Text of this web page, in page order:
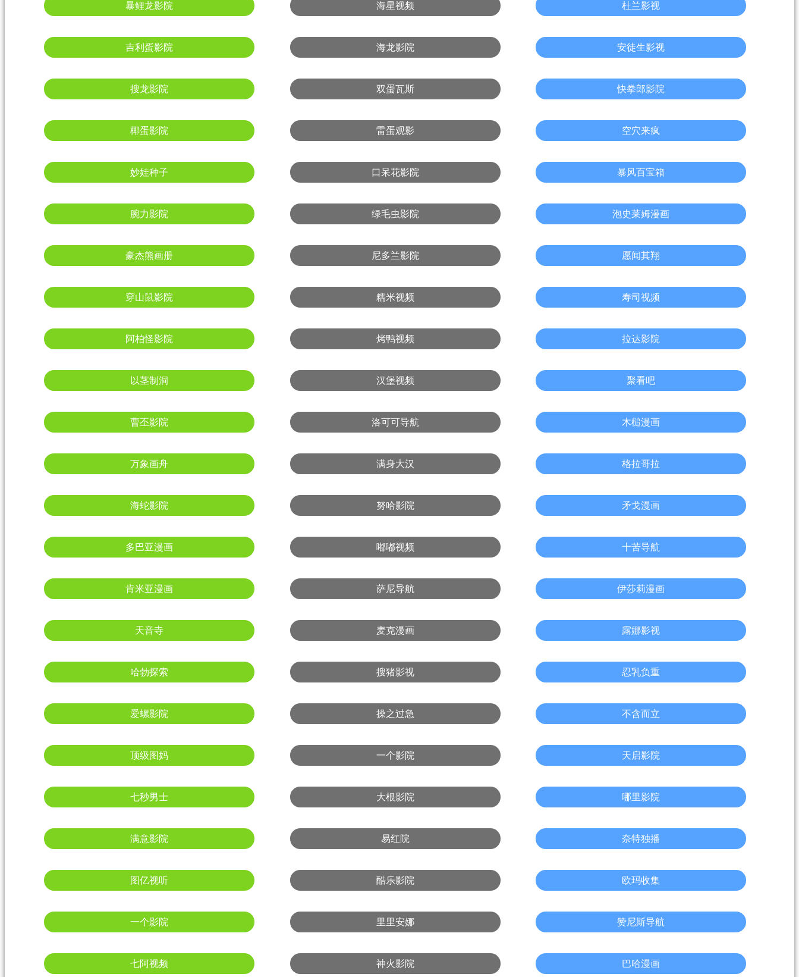
暴鲤龙影院 海星视频 杜兰影视
吉利蛋影院 海龙影院 安徒生影视
搜龙影院 双蛋瓦斯 快拳郎影院
椰蛋影院 雷蛋观影 空穴来疯
妙娃种子 口呆花影院 暴风百宝箱
腕力影院 绿毛虫影院 泡史莱姆漫画
豪杰熊画册 尼多兰影院 愿闻其翔
穿山鼠影院 糯米视频 寿司视频
阿柏怪影院 烤鸭视频 拉达影院
以茎制洞 汉堡视频 聚看吧
曹丕影院 洛可可导航 木槌漫画
万象画舟 满身大汉 格拉哥拉
海蛇影院 努哈影院 矛戈漫画
多巴亚漫画 嘟嘟视频 十苦导航
肯米亚漫画 萨尼导航 伊莎莉漫画
天音寺 麦克漫画 露娜影视
哈勃探索 搜猪影视 忍乳负重
爱螺影院 操之过急 不含而立
顶级图妈 一个影院 天启影院
七秒男士 大根影院 哪里影院
满意影院 易红院 奈特独播
图亿视听 酷乐影院 欧玛收集
一个影院 里里安娜 赞尼斯导航
七阿视频 神火影院 巴哈漫画